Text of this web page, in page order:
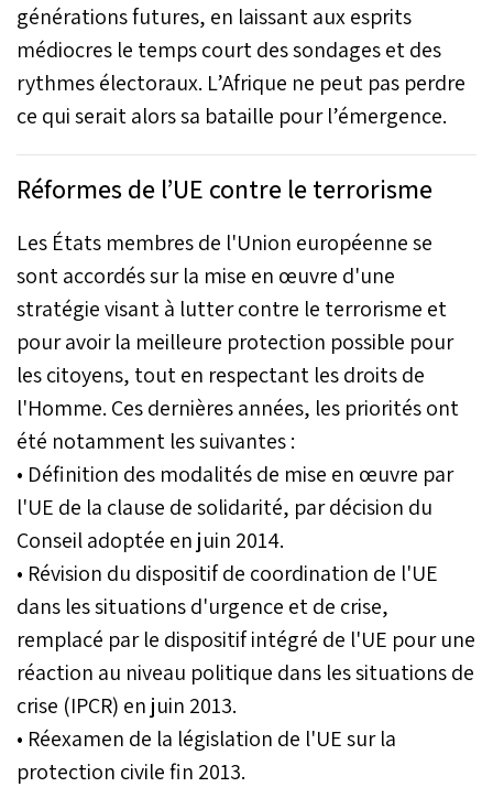
générations futures, en laissant aux esprits
médiocres le temps court des sondages et des
rythmes électoraux. L’Afrique ne peut pas perdre
ce qui serait alors sa bataille pour l’émergence.
Réformes de l’UE contre le terrorisme
Les États membres de l'Union européenne se
sont accordés sur la mise en œuvre d'une
stratégie visant à lutter contre le terrorisme et
pour avoir la meilleure protection possible pour
les citoyens, tout en respectant les droits de
l'Homme. Ces dernières années, les priorités ont
été notamment les suivantes :
• Définition des modalités de mise en œuvre par
l'UE de la clause de solidarité, par décision du
Conseil adoptée en juin 2014.
• Révision du dispositif de coordination de l'UE
dans les situations d'urgence et de crise,
remplacé par le dispositif intégré de l'UE pour une
réaction au niveau politique dans les situations de
crise (IPCR) en juin 2013.
• Réexamen de la législation de l'UE sur la
protection civile fin 2013.